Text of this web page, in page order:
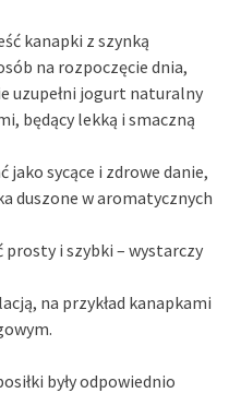
kanapki z szynką
na rozpoczęcie dnia,
uzupełni jogurt naturalny
będący lekką i smaczną
sycące i zdrowe danie,
duszone w aromatycznych
prosty i szybki – wystarczy
na przykład kanapkami
były odpowiednio